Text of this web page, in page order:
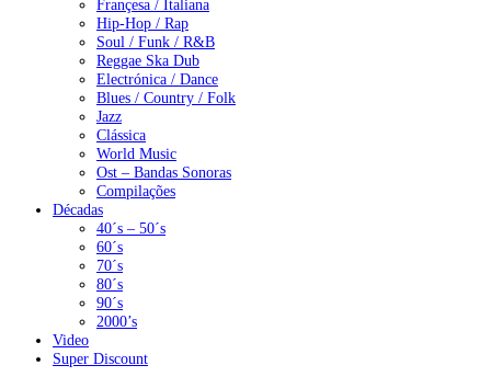
Françesa / Italiana
Hip-Hop / Rap
Soul / Funk / R&B
Reggae Ska Dub
Electrónica / Dance
Blues / Country / Folk
Jazz
Clássica
World Music
Ost – Bandas Sonoras
Compilações
Décadas
40´s – 50´s
60´s
70´s
80´s
90´s
2000’s
Video
Super Discount